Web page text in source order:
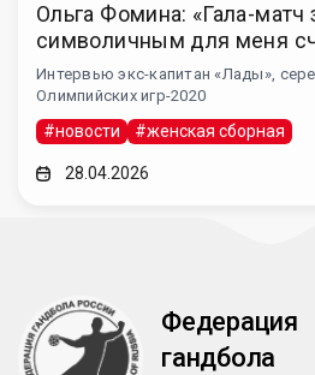
Ольга Фомина: «Гала-матч
символичным для меня
Интервью экс-капитан «Лады»,
Олимпийских игр-2020
#новости #женская сборная
28.04.2026
Федерация
гандбола